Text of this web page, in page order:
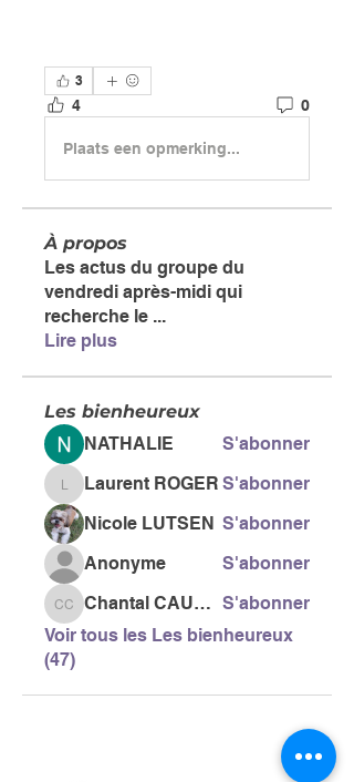
3
4 0
Plaats een opmerking...
À propos
Les actus du groupe du
vendredi après-midi qui
recherche le ...
Lire plus
Les bienheureux
NATHALIE
S'abonner
Laurent ROGER
Laurent ROGER S'abonner
Nicole LUTSEN S'abonner
Anonyme
S'abonner
Chantal CAUSSE Chantal CAUSSE S'abonner
Voir tous les Les bienheureux
(47)